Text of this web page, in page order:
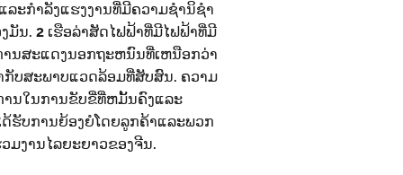
ລະກໍາລັງແຮງງານທີ່ມີຄວາມຊໍານິຊໍາ
ມັນ. 2 ເຮືອລ່າສັດໄຟຟ້າທີ່ມີໄຟຟ້າທີ່ມີ
ານສະແດງນອກຖະຫນົນທີ່ເຫນືອກວ່າ
ກັບສະພາບແວດລ້ອມທີ່ສັບສົນ. ຄວາມ
ານໃນການຂັບຂີ່ທີ່ຫມັ້ນຄົງແລະ
ຮັບການຍ້ອງຍໍໂດຍລູກຄ້າແລະພວກ
ມງານໄລຍະຍາວຂອງຈີນ.